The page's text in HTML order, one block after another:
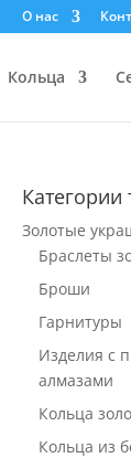
О нас
Кольца
Категории
Золотые
Браслеты
Броши
Гарнитуры
Изделия с
алмазами
Кольца
Кольца из